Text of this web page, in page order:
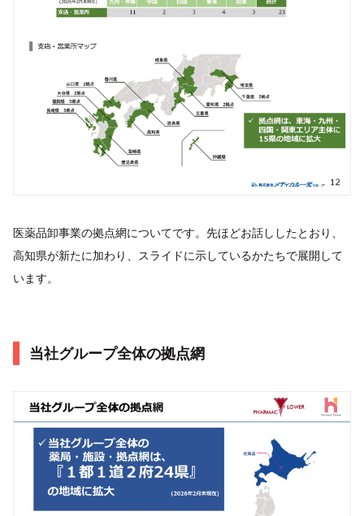
医薬品卸事業の拠点網についてです。先ほどお話ししたとおり、
高知県が新たに加わり、スライドに示しているかたちで展開して
います。
当社グループ全体の拠点網